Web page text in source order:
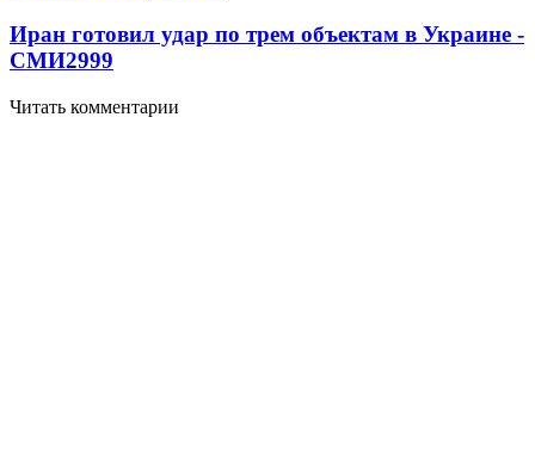
Иран готовил удар по трем объектам в Украине -
СМИ2999
Читать комментарии